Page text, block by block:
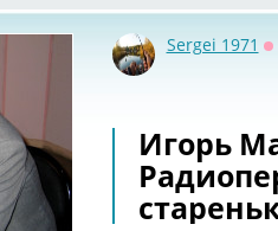
Sergei 1971
Игорь